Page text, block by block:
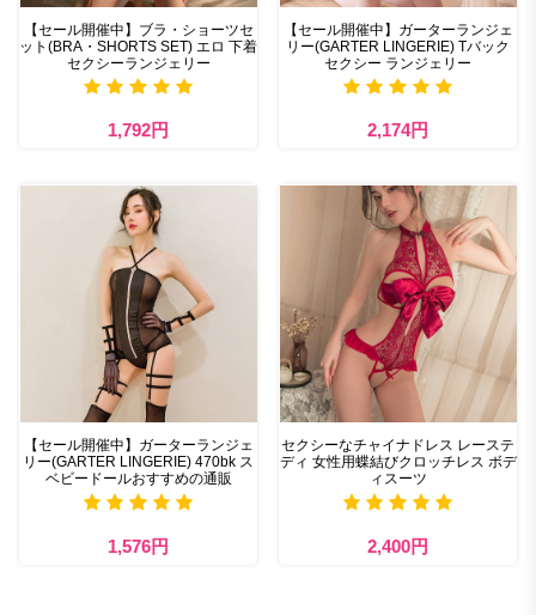
【セール開催中】ブラ・ショーツセ
ット(BRA・SHORTS SET) エロ 下着
セクシーランジェリー
1,792円
【セール開催中】ガーターランジェ
リー(GARTER LINGERIE) Tバック
セクシー ランジェリー
2,174円
【セール開催中】ガーターランジェ
リー(GARTER LINGERIE) 470bk ス
ベビードールおすすめの通販
1,576円
セクシーなチャイナドレス レーステ
ディ 女性用蝶結びクロッチレス ボデ
ィスーツ
2,400円